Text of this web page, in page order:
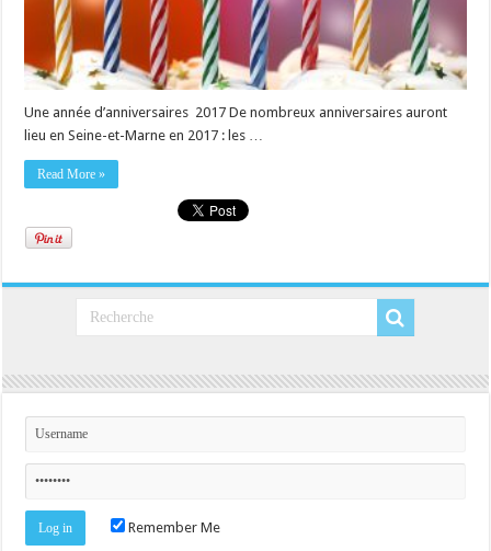
Une année d’anniversaires 2017 De nombreux anniversaires auront
lieu en Seine-et-Marne en 2017 : les …
Read More »
Remember Me